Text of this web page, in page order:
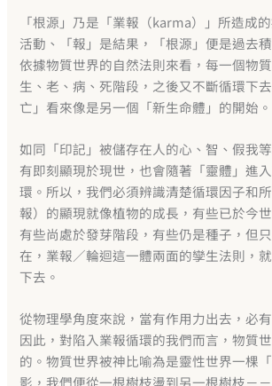
「根源」乃是「業報（karma）」所造成
活動、「報」是結果，「根源」便是過去
依據物質世界的自然法則來看，每一個物
生、老、病、死階段，之後又不斷循環下
亡」看來像是另一個「新生命體」的開始。
如同「印記」被儲存在人的心、智、假我
有即刻顯現於現世，也會隨著「靈體」進
環。所以，我們必須辨識清楚循環因子和
報）的顯現就像植物的成長，有些已於今
有些尚處於發芽階段，有些仍是種子，但
在，業報／輪迴這一體兩面的孿生法則，
下去。
從物理學角度來說，當有作用力出去，必
因此，對陷入業報循環的我們而言，物質
的。物質世界被神比喻為是靈性世界一棵